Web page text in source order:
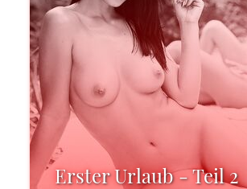
Erster Urlaub - Teil 2